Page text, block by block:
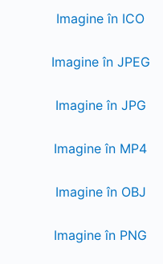
Imagine în ICO
Imagine în JPEG
Imagine în JPG
Imagine în MP4
Imagine în OBJ
Imagine în PNG